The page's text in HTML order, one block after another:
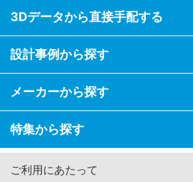
3Dデータから直接手配する
設計事例から探す
メーカーから探す
特集から探す
ご利用にあたって